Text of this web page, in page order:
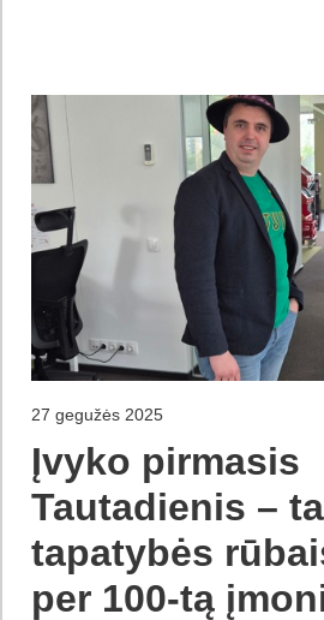
27 gegužės 2025
Įvyko pirmasis
Tautadienis –
tapatybės
per 100-tą